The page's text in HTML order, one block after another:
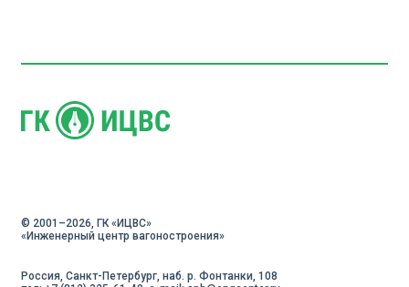
© 2001–2026, ГК «ИЦВC»
«Инженерный центр вагоностроения»
Россия, Санкт-Петербург, наб. р. Фонтанки, 108